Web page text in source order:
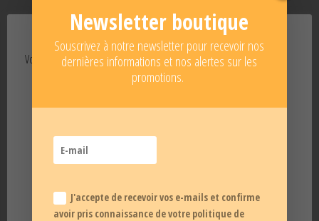
Médecine du Sport et Sport
Santé
CONSULTEZ
Vos données personnelles
des statistiques de visites anonymes pour
améliorer la navigation.
Accepter Paramétrer
Newsletter boutique
Souscrivez à notre newsletter pour recevoir nos
dernières informations et nos alertes sur les
promotions.
J'accepte de recevoir vos e-mails et confirme
avoir pris connaissance de votre politique de